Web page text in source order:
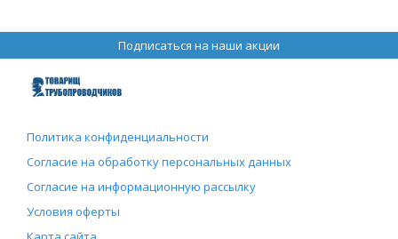
Подписаться на наши акции
Политика конфиденциальности
Согласие на обработку персональных данных
Согласие на информационную рассылку
Условия оферты